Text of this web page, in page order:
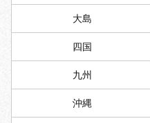
大島
四国
九州
沖縄